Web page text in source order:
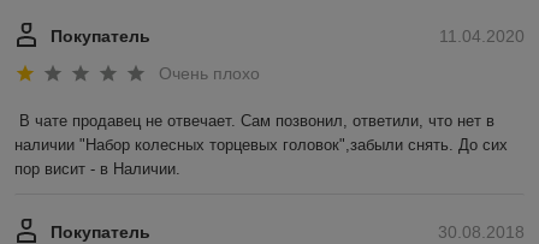
11.04.2020
Покупатель
Очень плохо
В чате продавец не отвечает. Сам позвонил, ответили, что нет в
наличии "Набор колесных торцевых головок",забыли снять. До сих
пор висит - в Наличии.
30.08.2018
Покупатель